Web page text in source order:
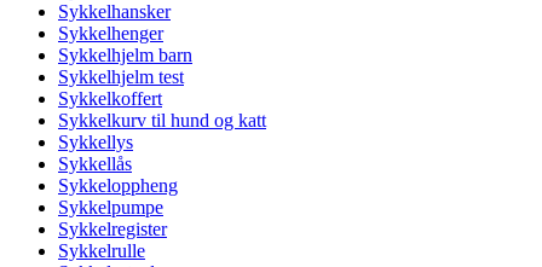
Sykkelhansker
Sykkelhenger
Sykkelhjelm barn
Sykkelhjelm test
Sykkelkoffert
Sykkelkurv til hund og katt
Sykkellys
Sykkellås
Sykkeloppheng
Sykkelpumpe
Sykkelregister
Sykkelrulle